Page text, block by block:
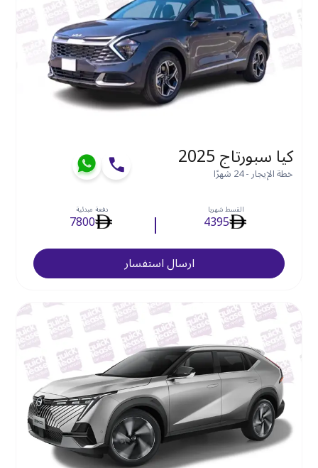
كيا سبورتاج 2025
خطة الإيجار - 24 شهرًا
القسط شهريا
4395
دفعة مبدئية
7800
ارسال استفسار